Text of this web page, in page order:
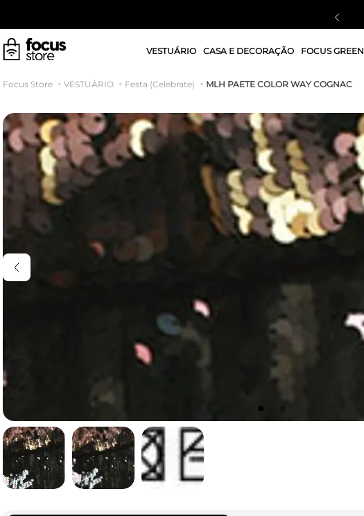
VESTUÁRIO CASA E DECORAÇÃO FOCUS GREEN
VESTUÁRIO Festa (Celebrate) MLH PAETE COLOR WAY COGNAC